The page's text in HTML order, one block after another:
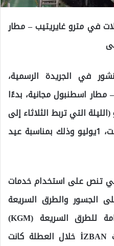
في مترو غايريتيب – مطار
في الجريدة الرسمية،
اسطنبول مجانية، بدءًا
الأربعاء 28 يونيو (الليلة التي تربط الثلاثاء إلى
الأربعاء)، حتى نهاية يوم السبت، 1يوليو وذلك بمناسبة عيد
تنص على استخدام خدمات
الجسور والطرق السريعة
تحت مسؤولية المديرية العامة للطرق السريعة (KGM)
وباشكنتراي ومارماراي وخدمات İZBAN خلال العطلة كانت